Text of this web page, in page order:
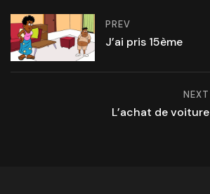
PREV
J’ai pris 15ème
NEXT
L’achat de voiture